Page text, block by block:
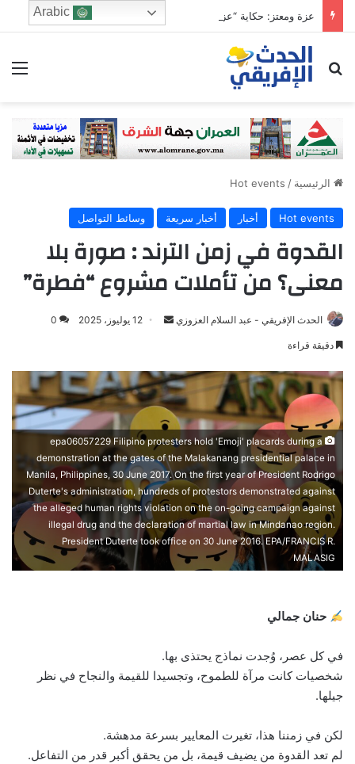
عزة ومعتز: حكاية “عز” في غمار شارع المُعزفي قلب القاهرة التي لا تنام
ابحث عن
الرئيسية /
Hot events
Hot events أخبار أخبار سريعة وسائط التواصل
القدوة في زمن الترند : صورة بلا
معنى؟ من تأملات مشروع “فطرة”
الحدث الإفريقي - عبد السلام العزوزي
Send12 يوليوز، 2025 0
دقيقة قراءة
epa06057229 Filipino protesters hold 'Emoji' placards during a
demonstration at the gates of the Malakanang presidential palace in
Manila, Philippines, 30 June 2017. On the first year of President Rodrigo
Duterte's administration, hundreds of protestors demonstrated against
the alleged human rights violation on the on-going campaign against
illegal drug and the declaration of martial law in Mindanao region.
President Duterte took office on 30 June 2016. EPA/FRANCIS R.
MALASIG
حنان جمالي
في كل عصر، وُجدت نماذج يحتذى بها.
شخصيات كانت مرآة للطموح، وتجسيدا للقيمة والنجاح في نظر
جيلها.
لكن في زمننا هذا، تغيرت المعايير بسرعة مدهشة.
لم تعد القدوة من يضيف قيمة، بل من يحقق أكبر قدر من التفاعل.
Arabic